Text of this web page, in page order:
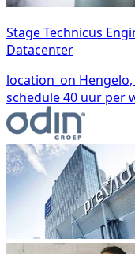
Stage Technicus
Datacenter
location_on
schedule40 uur per